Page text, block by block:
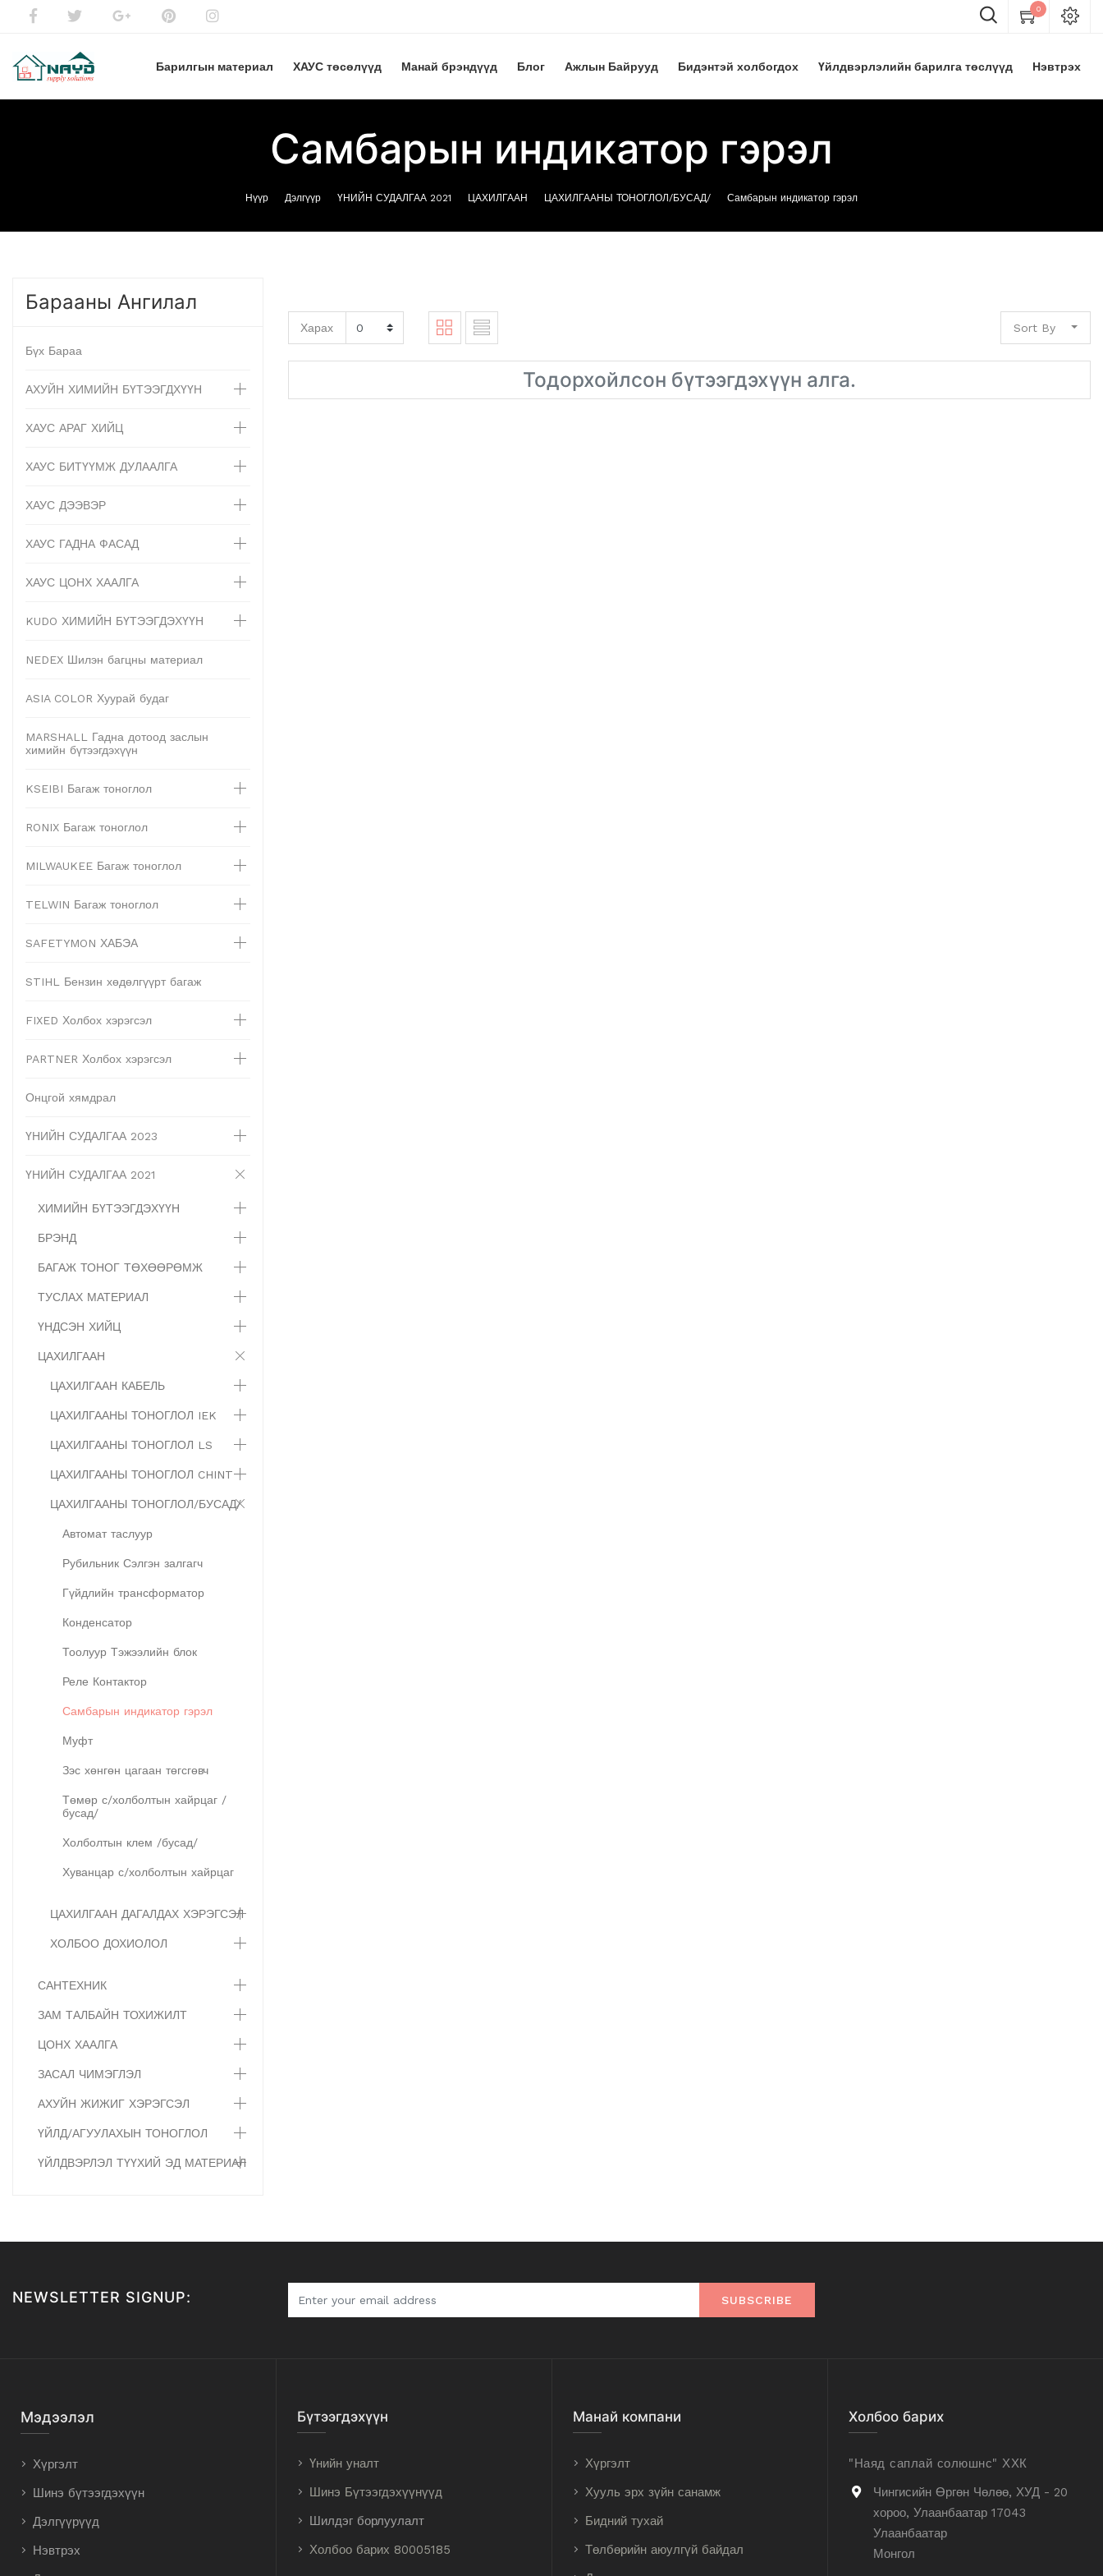
0
Барилгын материал ХАУС төсөлүүд Манай брэндүүд Блог Ажлын Байрууд Бидэнтэй холбогдох Үйлдвэрлэлийн барилга төслүүд Нэвтрэх
Самбарын индикатор гэрэл
Нүүр Дэлгүүр ҮНИЙН СУДАЛГАА 2021 ЦАХИЛГААН ЦАХИЛГААНЫ ТОНОГЛОЛ/БУСАД/ Самбарын индикатор гэрэл
Барааны Ангилал
Бүх Бараа
АХУЙН ХИМИЙН БҮТЭЭГДХҮҮН
ХАУС АРАГ ХИЙЦ
ХАУС БИТҮҮМЖ ДУЛААЛГА
ХАУС ДЭЭВЭР
ХАУС ГАДНА ФАСАД
ХАУС ЦОНХ ХААЛГА
KUDO ХИМИЙН БҮТЭЭГДЭХҮҮН
NEDEX Шилэн багцны материал
ASIA COLOR Хуурай будаг
MARSHALL Гадна дотоод заслын
химийн бүтээгдэхүүн
KSEIBI Багаж тоноглол
RONIX Багаж тоноглол
MILWAUKEE Багаж тоноглол
TELWIN Багаж тоноглол
SAFETYMON ХАБЭА
STIHL Бензин хөдөлгүүрт багаж
FIXED Холбох хэрэгсэл
PARTNER Холбох хэрэгсэл
Онцгой хямдрал
ҮНИЙН СУДАЛГАА 2023
ҮНИЙН СУДАЛГАА 2021
ХИМИЙН БҮТЭЭГДЭХҮҮН
БРЭНД
БАГАЖ ТОНОГ ТӨХӨӨРӨМЖ
ТУСЛАХ МАТЕРИАЛ
ҮНДСЭН ХИЙЦ
ЦАХИЛГААН
ЦАХИЛГААН КАБЕЛЬ
ЦАХИЛГААНЫ ТОНОГЛОЛ IEK
ЦАХИЛГААНЫ ТОНОГЛОЛ LS
ЦАХИЛГААНЫ ТОНОГЛОЛ CHINT
ЦАХИЛГААНЫ ТОНОГЛОЛ/БУСАД/
Автомат таслуур
Рубильник Сэлгэн залгагч
Гүйдлийн трансформатор
Конденсатор
Тоолуур Тэжээлийн блок
Реле Контактор
Самбарын индикатор гэрэл
Муфт
Зэс хөнгөн цагаан төгсгөвч
Төмөр с/холболтын хайрцаг /
бусад/
Холболтын клем /бусад/
Хуванцар с/холболтын хайрцаг
ЦАХИЛГААН ДАГАЛДАХ ХЭРЭГСЭЛ
ХОЛБОО ДОХИОЛОЛ
САНТЕХНИК
ЗАМ ТАЛБАЙН ТОХИЖИЛТ
ЦОНХ ХААЛГА
ЗАСАЛ ЧИМЭГЛЭЛ
АХУЙН ЖИЖИГ ХЭРЭГСЭЛ
ҮЙЛД/АГУУЛАХЫН ТОНОГЛОЛ
ҮЙЛДВЭРЛЭЛ ТҮҮХИЙ ЭД МАТЕРИАЛ
Харах Sort By
Тодорхойлсон бүтээгдэхүүн алга.
NEWSLETTER SIGNUP: SUBSCRIBE
Мэдээлэл
Хүргэлт
Шинэ бүтээгдэхүүн
Дэлгүүрүүд
Нэвтрэх
Бүтээгдэхүүн
Үнийн уналт
Шинэ Бүтээгдэхүүнүүд
Шилдэг борлуулалт
Холбоо барих 80005185
Манай компани
Хүргэлт
Хууль эрх зүйн санамж
Бидний тухай
Төлбөрийн аюулгүй байдал
Холбоо барих
"Наяд саплай солюшнс" ХХК
Чингисийн Өргөн Чөлөө, ХУД - 20
хороо, Улаанбаатар 17043
Улаанбаатар
Монгол